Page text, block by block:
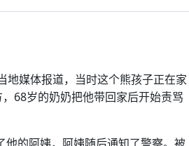
地媒体报道，当时这个熊孩子正在家
68岁的奶奶把他带回家后开始责骂